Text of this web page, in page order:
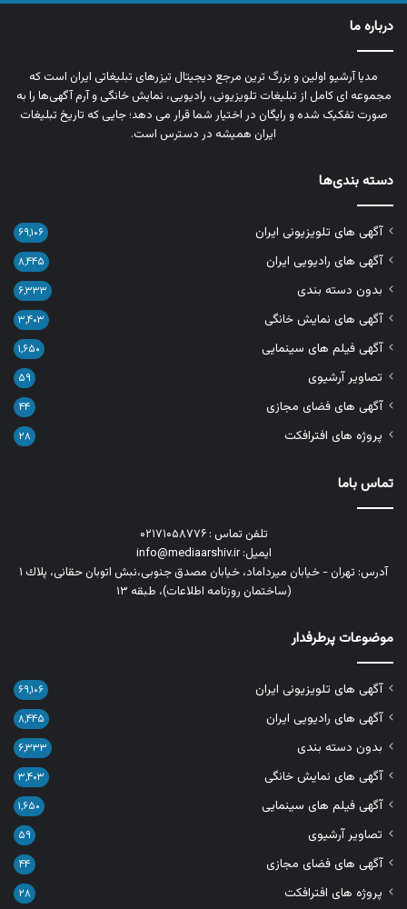
درباره ما
مدیا آرشیو اولین و بزرگ‌ ترین مرجع دیجیتال تیزرهای تبلیغاتی ایران است که
مجموعه‌ ای کامل از تبلیغات تلویزیونی، رادیویی، نمایش خانگی و آرم‌ آگهی‌ها را به‌
صورت تفکیک‌ شده و رایگان در اختیار شما قرار می‌ دهد؛ جایی که تاریخ تبلیغات
ایران همیشه در دسترس است.
دسته بندی‌ها
آگهی های تلویزیونی ایران ۶۹,۱۰۶
آگهی های رادیویی ایران ۸,۴۴۵
بدون دسته بندی ۶,۳۳۳
آگهی های نمایش خانگی ۳,۴۰۳
آگهی فیلم های سینمایی ۱,۶۵۰
تصاویر آرشیوی ۵۹
آگهی های فضای مجازی ۴۴
پروژه های افترافکت ۲۸
تماس باما
تلفن تماس : ۰۲۱۷۱۰۵۸۷۷۶
ایمیل: info@mediaarshiv.ir
آدرس: تهران - خیابان میرداماد، خیابان مصدق جنوبی،نبش اتوبان حقانی، پلاك ١
(ساختمان روزنامه اطلاعات)، طبقه ۱۳
موضوعات پرطرفدار
آگهی های تلویزیونی ایران ۶۹,۱۰۶
آگهی های رادیویی ایران ۸,۴۴۵
بدون دسته بندی ۶,۳۳۳
آگهی های نمایش خانگی ۳,۴۰۳
آگهی فیلم های سینمایی ۱,۶۵۰
تصاویر آرشیوی ۵۹
آگهی های فضای مجازی ۴۴
پروژه های افترافکت ۲۸